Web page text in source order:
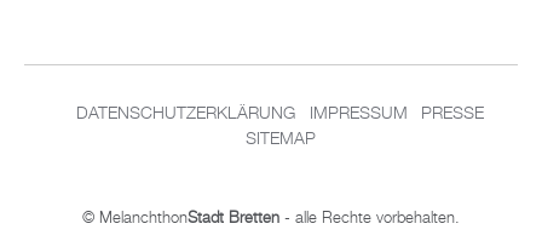
DATENSCHUTZERKLÄRUNG IMPRESSUM
PRESSE
SITEMAP
© MelanchthonStadt Bretten - alle Rechte vorbehalten.